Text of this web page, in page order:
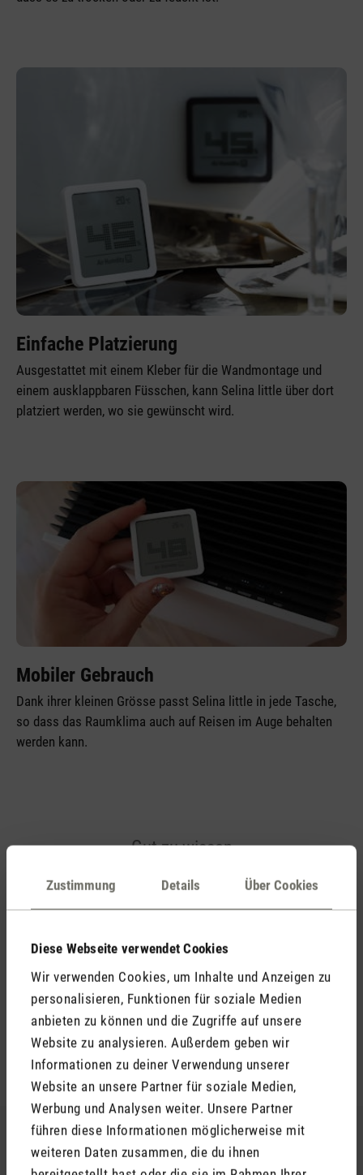
Zustimmung Details Über Cookies
Diese Webseite verwendet Cookies
Wir verwenden Cookies, um Inhalte und Anzeigen zu
personalisieren, Funktionen für soziale Medien
anbieten zu können und die Zugriffe auf unsere
Website zu analysieren. Außerdem geben wir
Informationen zu deiner Verwendung unserer
Website an unsere Partner für soziale Medien,
Werbung und Analysen weiter. Unsere Partner
führen diese Informationen möglicherweise mit
weiteren Daten zusammen, die du ihnen
Einfache Platzierung
Ausgestattet mit einem Kleber für die Wandmontage und
einem ausklappbaren Füsschen, kann Selina little über dort
platziert werden, wo sie gewünscht wird.
Mobiler Gebrauch
Dank ihrer kleinen Grösse passt Selina little in jede Tasche,
so dass das Raumklima auch auf Reisen im Auge behalten
werden kann.
Gut zu wissen
Hygrometer?
Warum zeigt Selina little einen anderen Wert
an?